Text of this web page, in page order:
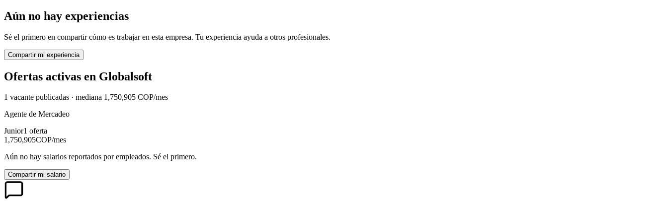
Aún no hay experiencias
Sé el primero en compartir cómo es trabajar en esta empresa. Tu experiencia ayuda a otros profesionales.
Compartir mi experiencia
Ofertas activas en Globalsoft
1 vacante publicadas · mediana 1,750,905 COP/mes
Agente de Mercadeo
Junior1 oferta
1,750,905COP/mes
Aún no hay salarios reportados por empleados. Sé el primero.
Compartir mi salario